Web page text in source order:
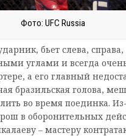
Фото: UFC Russia
бьет слева, справа,
углами и всегда
а его главный
бразильская голова,
во время поединка. Из-
в оборонительных
– мастеру